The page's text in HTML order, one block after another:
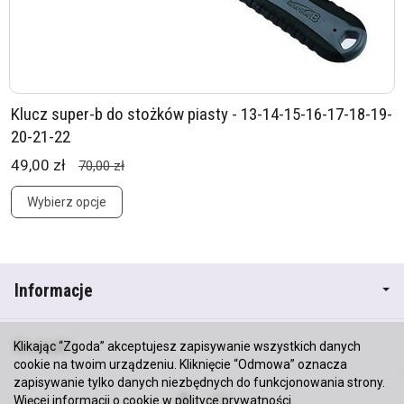
Klucz super-b do stożków piasty - 13-14-15-16-17-18-19-
20-21-22
49,00 zł 70,00 zł
Wybierz opcje
Informacje
Kontakt
Klikając “Zgoda” akceptujesz zapisywanie wszystkich danych
cookie na twoim urządzeniu. Kliknięcie “Odmowa” oznacza
zapisywanie tylko danych niezbędnych do funkcjonowania strony.
Więcej informacji o cookie w polityce prywatności